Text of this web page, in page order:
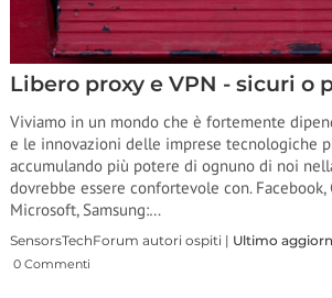
Libero proxy e VPN - sicuri o
Viviamo in un mondo che è fortemente
e le innovazioni delle imprese tecnologiche
accumulando più potere di ognuno di noi
dovrebbe essere confortevole con. Facebook,
Microsoft, Samsung:…
SensorsTechForum autori ospiti | Ultimo
0 Commenti